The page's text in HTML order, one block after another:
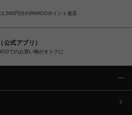
円分のPARCOポイント進呈
式アプリ）
でのお買い物がオトクに